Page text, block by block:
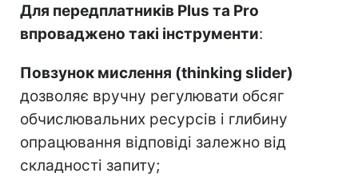
Для передплатників Plus та Pro
впроваджено такі інструменти:
Повзунок мислення (thinking slider)
дозволяє вручну регулювати обсяг
обчислювальних ресурсів і глибину
опрацювання відповіді залежно від
складності запиту;